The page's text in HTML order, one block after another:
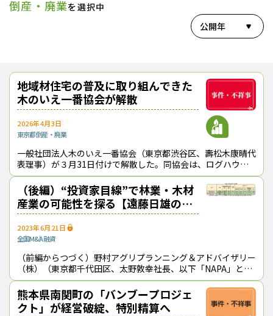
倒産・廃業を選択中
公開年
地域材住宅の普及に取り組んできた
木のいえ一番協会が解散
2026年4月3日
東京都倒産・廃業
一般社団法人木のいえ一番協会（東京都渋谷区、壽松木康晴代
表理事）が３月31日付けで解散した。同協会は、ログハウス
メーカーの（株）アールシーコアが主導して2014年に木のい
え一番振興協会として発足し*
（後編）“投資家目線”で林業・木材
産業の可能性を探る【遠藤日雄のル
ポ＆対論】
2023年6月21日
全国M&A融資
（前編からつづく）野村アグリプランニング＆アドバイザリー
（株）（東京都千代田区、太野敦幸社長、以下「NAPA」と
略）の遠藤暁・コンサルティング部主席コンサルタントは、
「ファンド」が第１次産業に関心を示
熊本県南関町の「バンブープロジェ
クト」が経営破綻、特別精算へ